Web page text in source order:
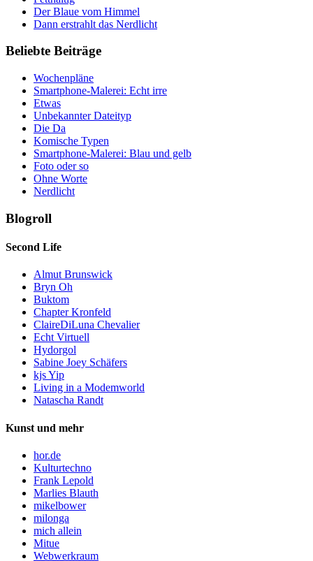
Der Blaue vom Himmel
Dann erstrahlt das Nerdlicht
Beliebte Beiträge
Wochenpläne
Smartphone-Malerei: Echt irre
Etwas
Unbekannter Dateityp
Die Da
Komische Typen
Smartphone-Malerei: Blau und gelb
Foto oder so
Ohne Worte
Nerdlicht
Blogroll
Second Life
Almut Brunswick
Bryn Oh
Buktom
Chapter Kronfeld
ClaireDiLuna Chevalier
Echt Virtuell
Hydorgol
Sabine Joey Schäfers
kjs Yip
Living in a Modemworld
Natascha Randt
Kunst und mehr
hor.de
Kulturtechno
Frank Lepold
Marlies Blauth
mikelbower
milonga
mich allein
Mitue
Webwerkraum